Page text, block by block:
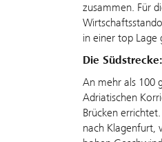
zusammen. Für
in einer top Lage
Die
An mehr als 100
Adriatischen
Brücken
nach Klagenfurt,